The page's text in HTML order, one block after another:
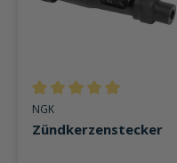
Durchschnittliche
NGK
Zündkerzenstecker